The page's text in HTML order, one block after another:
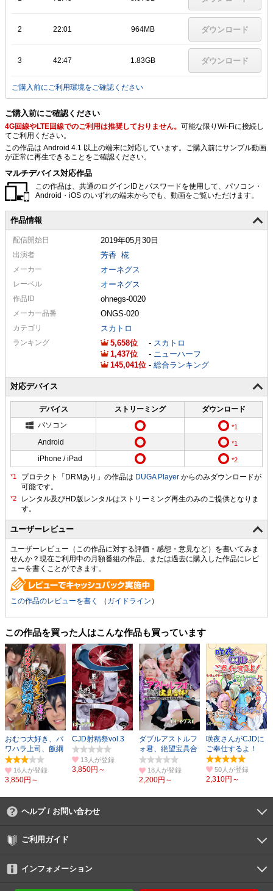
2 22:01 964MB ダウンロード
3 42:47 1.83GB ダウンロード
ご購入前にご利用環境をご確認ください
ご購入前にご確認ください
4G回線やLTE回線でのご利用は推奨しておりません。 可能な限りWi-Fiに接続し
てご利用ください。
この作品は Android 4.1 以上の端末に対応しています。ご購入前にサンプル動画
が正常に再生できることをご確認ください。
マルチデバイス対応作品
この作品は、共通のログインIDとパスワードを使用して、パソコン・
Android・iOS のいずれの端末からでも、動画をご覧いただけます。
作品情報
配信開始日 2019年05月30日
出演者 芳香 椛
メーカー オーネグス
レーベル オーネグス
作品ID ohnegs-0020
メーカー品番 ONGS-020
カテゴリ スカトロ
ランキング 5,658 - スカトロ
1,437
- ニューハーフ
145,041
- 総合ランキング
対応デバイス
デバイス ストリーミング
ダウンロード
パソコン
Android
iPhone / iPad
プロテクト「DRMあり」の作品は DUGA Player からのみダウンロードが
可能です。
ユーザーレビュー
ユーザーレビュー（この作品に対する評価・感想・意見など）を書いてみま
せんか？現在ご利用中の月額番組の作品、または過去に購入した作品にレビ
ューを書くことができます。
この作品のレビューを書く （ ガイドライン ）
この作品を買った人はこんな作品も買っています
おむつ大好き、パ
ワハラ上司、飯綱
丸！
16人
3,850円～
CJD射精祭vol.3
13人
3,850円～
ダブルアストルフ
ォ君、絶望宝具合
体！
18人
2,200円～
咲夜さんがCJDに
ご奉仕するよ！
50人
2,310円～
ヘルプ / お問い合わせ
よくあるご質問
ご利用環境
お支払い方法
パスワードの再設定
サポートセンター
ご利用ガイド
初めての方へ
会員登録の手順
作品購入の手順
動画再生の手順
検索のヒント
DUGA Player
インフォメーション